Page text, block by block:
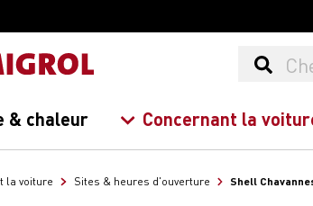
& chaleur Concernant la
la voiture Sites & heures d'ouverture Shell